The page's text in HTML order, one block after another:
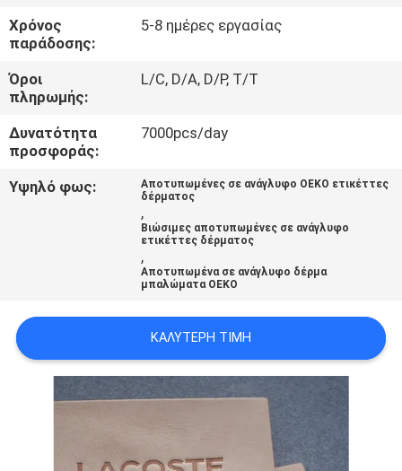
ΕΠΑΦΉ
ΜΕ
ΖΗΤΉΣΤΕ
ΈΝΑ
ΑΠΌΣΠΑΣΜΑ
POLICY
Χρόνος
παράδοσης:
5-8 ημέρες εργασίας
Όροι
πληρωμής:
L/C, D/A, D/P, T/T
Δυνατότητα
προσφοράς:
7000pcs/day
Υψηλό φως:
Αποτυπωμένες σε ανάγλυφο OEKO ετικέττες
δέρματος
,
Βιώσιμες αποτυπωμένες σε ανάγλυφο
ετικέττες δέρματος
,
Αποτυπωμένα σε ανάγλυφο δέρμα
μπαλώματα OEKO
ΚΑΛΎΤΕΡΗ ΤΙΜΉ